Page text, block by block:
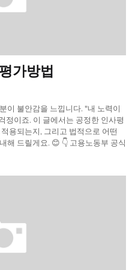
가방법
이 불안감을 느낍니다. "내 노력이
정이죠. 이 글에서는 공정한 인사평
용되는지, 그리고 법적으로 어떤
해 드릴게요. 😊 👇 고용노동부 공식